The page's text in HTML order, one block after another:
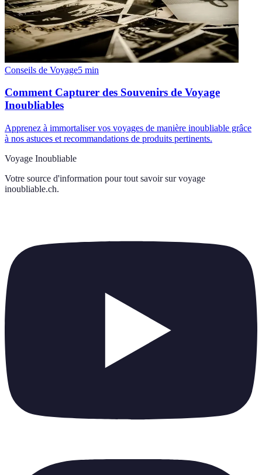
Conseils de Voyage5 min
Comment Capturer des Souvenirs de Voyage
Inoubliables
Apprenez à immortaliser vos voyages de manière inoubliable grâce
à nos astuces et recommandations de produits pertinents.
Voyage Inoubliable
Votre source d'information pour tout savoir sur voyage
inoubliable.ch.